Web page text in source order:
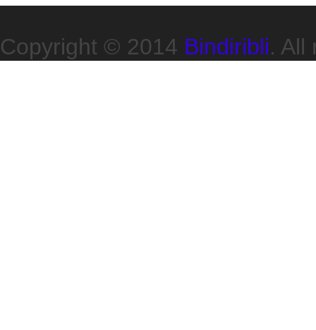
Copyright © 2014 Bindiribli. All